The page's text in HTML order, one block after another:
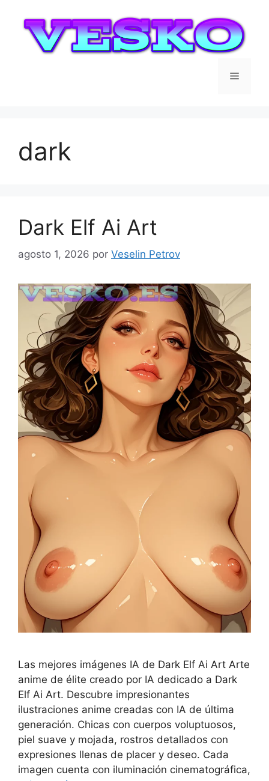
contenido
Menú
dark
Dark Elf Ai Art
agosto 1, 2026 por Veselin Petrov
Las mejores imágenes IA de Dark Elf Ai Art Arte
anime de élite creado por IA dedicado a Dark
Elf Ai Art. Descubre impresionantes
ilustraciones anime creadas con IA de última
generación. Chicas con cuerpos voluptuosos,
piel suave y mojada, rostros detallados con
expresiones llenas de placer y deseo. Cada
imagen cuenta con iluminación cinematográfica,